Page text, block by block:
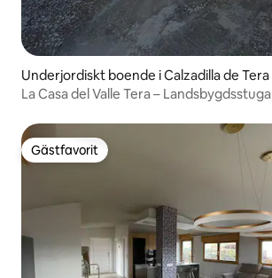
Underjordiskt boende i Calzadilla de Tera
La Casa del Valle Tera – Landsbygdsstuga
Gästfavorit
Gästfavorit